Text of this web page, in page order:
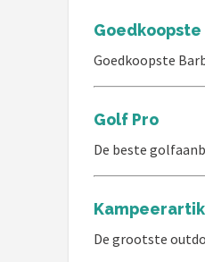
Goedkoopste
Golf Pro
De beste
De grootste